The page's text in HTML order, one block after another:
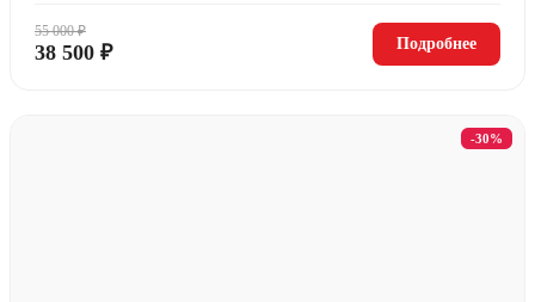
55 000 ₽
38 500 ₽ Подробнее
-30%